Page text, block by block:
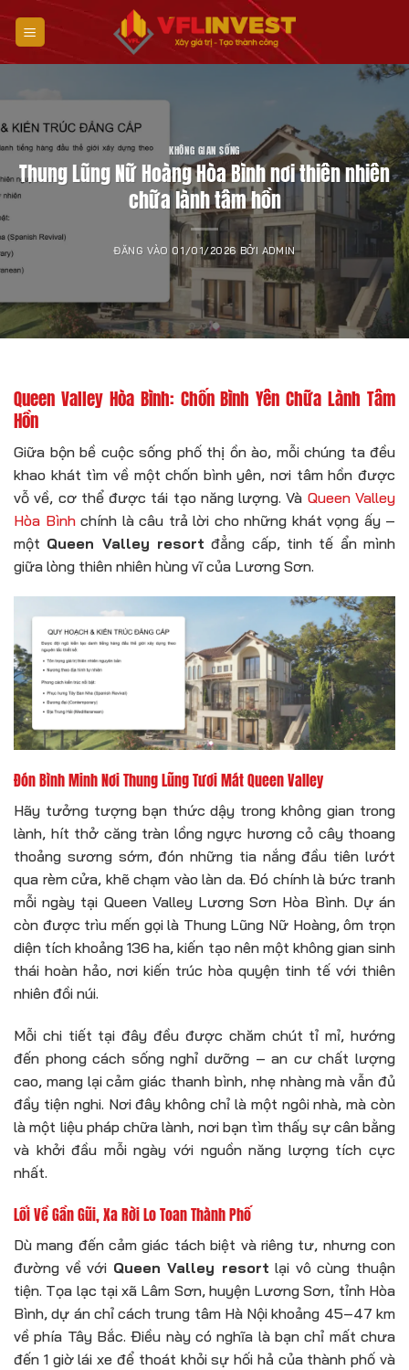
qua
nội
KHÔNG GIAN SỐNG
Thung Lũng Nữ Hoàng Hòa Bình nơi thiên nhiên
chữa lành tâm hồn
ĐĂNG VÀO01/01/2026 BỞI ADMIN
Queen Valley Hòa Bình: Chốn Bình Yên Chữa Lành Tâm
Hồn
Giữa bộn bề cuộc sống phố thị ồn ào, mỗi chúng ta đều
khao khát tìm về một chốn bình yên, nơi tâm hồn được
vỗ về, cơ thể được tái tạo năng lượng. Và Queen Valley
Hòa Bìnhchính là câu trả lời cho những khát vọng ấy –
một Queen Valley resort đẳng cấp, tinh tế ẩn mình
giữa lòng thiên nhiên hùng vĩ của Lương Sơn.
Đón Bình Minh Nơi Thung Lũng Tươi Mát Queen Valley
Hãy tưởng tượng bạn thức dậy trong không gian trong
lành, hít thở căng tràn lồng ngực hương cỏ cây thoang
thoảng sương sớm, đón những tia nắng đầu tiên lướt
qua rèm cửa, khẽ chạm vào làn da. Đó chính là bức tranh
mỗi ngày tại Queen Valley Lương Sơn Hòa Bình. Dự án
còn được trìu mến gọi là Thung Lũng Nữ Hoàng, ôm trọn
diện tích khoảng 136 ha, kiến tạo nên một không gian sinh
thái hoàn hảo, nơi kiến trúc hòa quyện tinh tế với thiên
nhiên đồi núi.
Mỗi chi tiết tại đây đều được chăm chút tỉ mỉ, hướng
đến phong cách sống nghỉ dưỡng – an cư chất lượng
cao, mang lại cảm giác thanh bình, nhẹ nhàng mà vẫn đủ
đầy tiện nghi. Nơi đây không chỉ là một ngôi nhà, mà còn
là một liệu pháp chữa lành, nơi bạn tìm thấy sự cân bằng
và khởi đầu mỗi ngày với nguồn năng lượng tích cực
nhất.
Lối Về Gần Gũi, Xa Rời Lo Toan Thành Phố
Dù mang đến cảm giác tách biệt và riêng tư, nhưng con
đường về với Queen Valley resort lại vô cùng thuận
tiện. Tọa lạc tại xã Lâm Sơn, huyện Lương Sơn, tỉnh Hòa
Bình, dự án chỉ cách trung tâm Hà Nội khoảng 45–47 km
về phía Tây Bắc. Điều này có nghĩa là bạn chỉ mất chưa
đến 1 giờ lái xe để thoát khỏi sự hối hả của thành phố và